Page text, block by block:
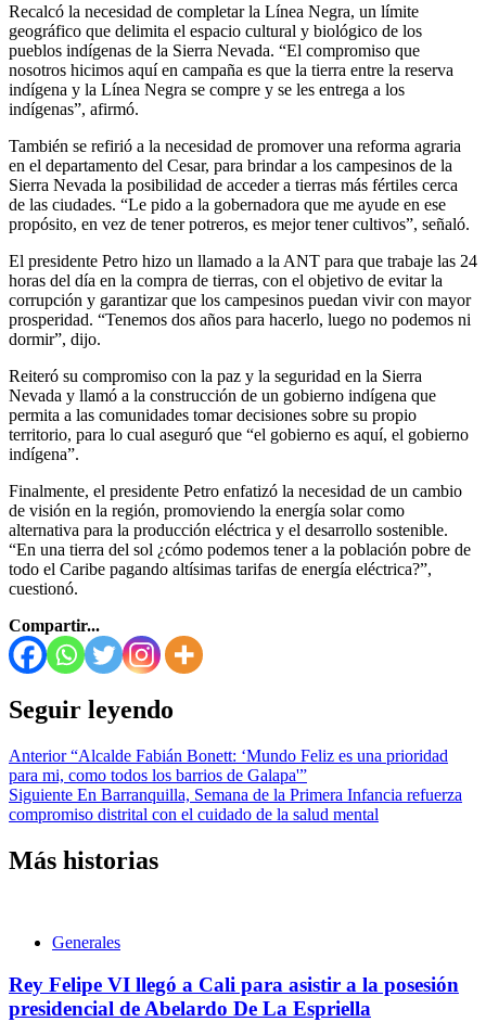
Recalcó la necesidad de completar la Línea Negra, un límite
geográfico que delimita el espacio cultural y biológico de los
pueblos indígenas de la Sierra Nevada. “El compromiso que
nosotros hicimos aquí en campaña es que la tierra entre la reserva
indígena y la Línea Negra se compre y se les entrega a los
indígenas”, afirmó.
También se refirió a la necesidad de promover una reforma agraria
en el departamento del Cesar, para brindar a los campesinos de la
Sierra Nevada la posibilidad de acceder a tierras más fértiles cerca
de las ciudades. “Le pido a la gobernadora que me ayude en ese
propósito, en vez de tener potreros, es mejor tener cultivos”, señaló.
El presidente Petro hizo un llamado a la ANT para que trabaje las 24
horas del día en la compra de tierras, con el objetivo de evitar la
corrupción y garantizar que los campesinos puedan vivir con mayor
prosperidad. “Tenemos dos años para hacerlo, luego no podemos ni
dormir”, dijo.
Reiteró su compromiso con la paz y la seguridad en la Sierra
Nevada y llamó a la construcción de un gobierno indígena que
permita a las comunidades tomar decisiones sobre su propio
territorio, para lo cual aseguró que “el gobierno es aquí, el gobierno
indígena”.
Finalmente, el presidente Petro enfatizó la necesidad de un cambio
de visión en la región, promoviendo la energía solar como
alternativa para la producción eléctrica y el desarrollo sostenible.
“En una tierra del sol ¿cómo podemos tener a la población pobre de
todo el Caribe pagando altísimas tarifas de energía eléctrica?”,
cuestionó.
Compartir...
Seguir leyendo
Anterior“Alcalde Fabián Bonett: ‘Mundo Feliz es una prioridad
para mi, como todos los barrios de Galapa'”
Siguiente En Barranquilla, Semana de la Primera Infancia refuerza
compromiso distrital con el cuidado de la salud mental
Más historias
Generales
Rey Felipe VI llegó a Cali para asistir a la posesión
presidencial de Abelardo De La Espriella